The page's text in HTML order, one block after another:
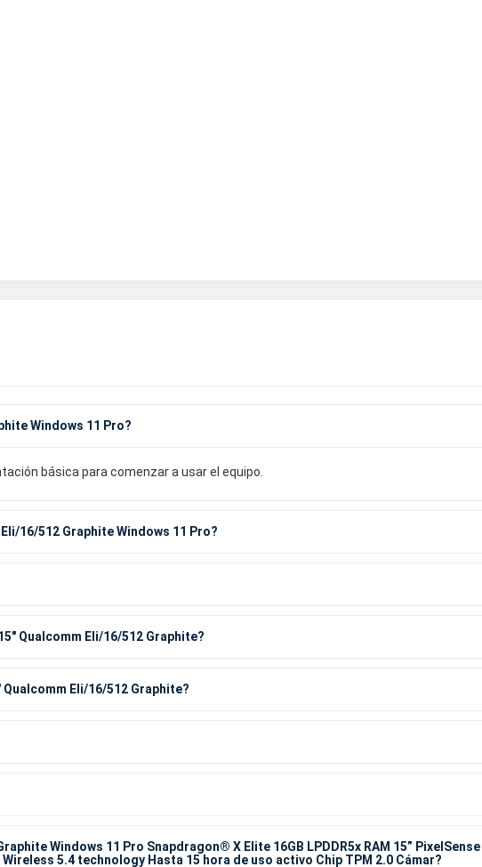
Windows 11 Pro?
básica para comenzar a usar el equipo.
16/512 Graphite Windows 11 Pro?
Qualcomm Eli/16/512 Graphite?
Eli/16/512 Graphite?
Windows 11 Pro Snapdragon® X Elite 16GB LPDDR5x RAM 15”
5.4 technology Hasta 15 hora de uso activo Chip TPM 2.0 Cámar?